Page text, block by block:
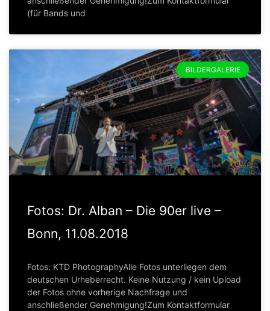
(für Bands und
BILDERGALERIE
Fotos: Dr. Alban – Die 90er live –
Bonn, 11.08.2018
Fotos: KTD PhotographyAlle Fotos unterliegen dem
deutschen Urheberrecht. Keine Nutzung / kein Upload
der Fotos ohne vorherige Nachfrage und
anschließender Genehmigung!Zum Kontaktformular